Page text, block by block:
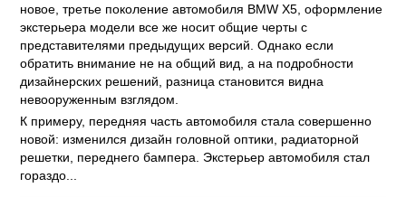
новое, третье поколение автомобиля BMW X5, оформление
экстерьера модели все же носит общие черты с
представителями предыдущих версий. Однако если
обратить внимание не на общий вид, а на подробности
дизайнерских решений, разница становится видна
невооруженным взглядом.
К примеру, передняя часть автомобиля стала совершенно
новой: изменился дизайн головной оптики, радиаторной
решетки, переднего бампера. Экстерьер автомобиля стал
гораздо...